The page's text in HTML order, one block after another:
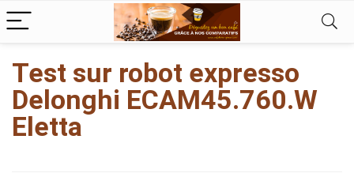
Test sur robot expresso
Delonghi ECAM45.760.W
Eletta